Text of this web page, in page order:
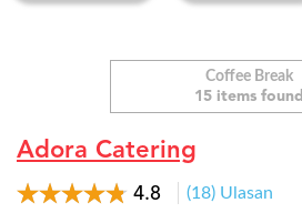
US
BLOG
Coffee Break
15 items found
Adora Catering
4.8 (18) Ulasan